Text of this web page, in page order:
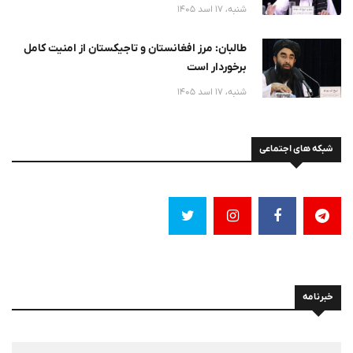
شنبه، 17 اسد 1405
طالبان: مرز افغانستان و تاجیکستان از امنیت کامل
برخوردار است
شنبه، 17 اسد 1405
شبکه های اجتماعی
خبرنامه